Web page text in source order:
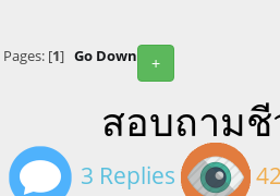
+
Pages: [1] Go Down
สอบถามชี
3 Replies